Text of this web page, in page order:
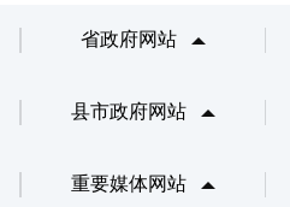
省政府网站
县市政府网站
重要媒体网站